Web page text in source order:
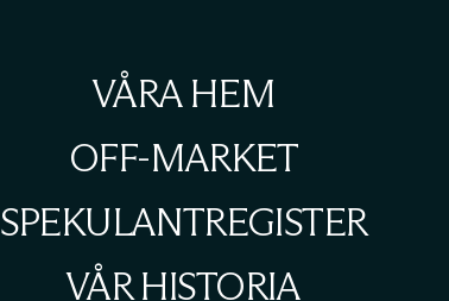
VÅRA HEM
OFF-MARKET
SPEKULANTREGISTER
VÅR HISTORIA